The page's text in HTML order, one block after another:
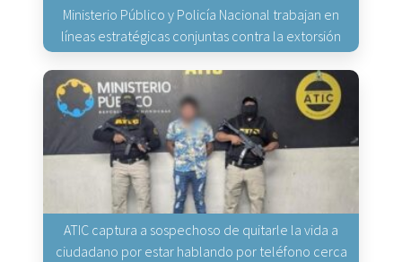
Ministerio Público y Policía Nacional trabajan en
líneas estratégicas conjuntas contra la extorsión
ATIC captura a sospechoso de quitarle la vida a
ciudadano por estar hablando por teléfono cerca